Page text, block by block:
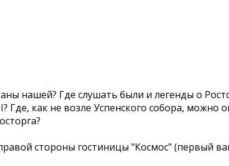
нашей? Где слушать были и легенды о
как не возле Успенского собора, можно
стороны гостиницы "Космос" (первый